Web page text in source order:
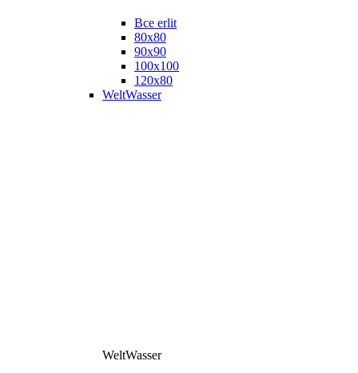
Все erlit
80x80
90x90
100x100
120x80
WeltWasser
WeltWasser